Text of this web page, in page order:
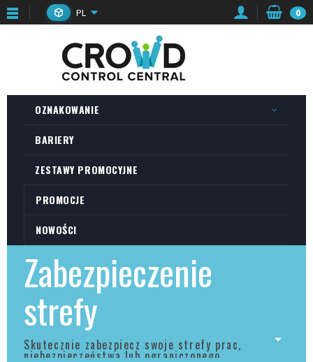
PL 0
OZNAKOWANIE
BARIERY
ZESTAWY PROMOCYJNE
PROMOCJE
NOWOŚCI
Zabezpieczenie
strefy
Skutecznie zabezpiecz swoje strefy prac,
niebezpieczeństwa lub ograniczonego